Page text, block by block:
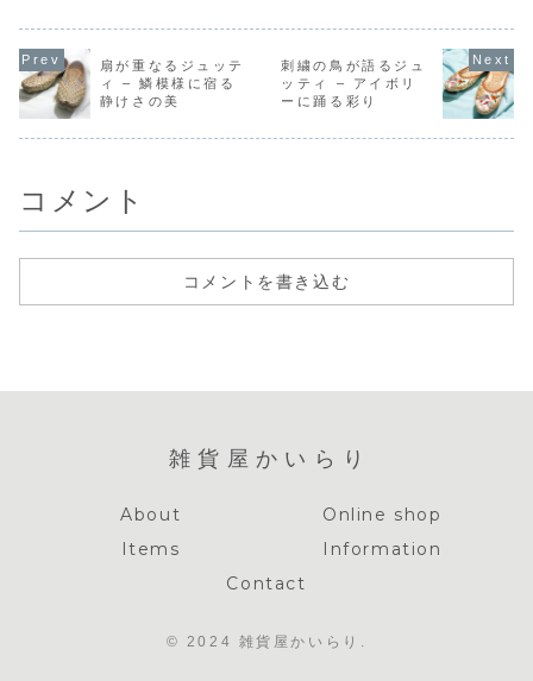
バー。その一枚一
枚が繊細に立ち上
がり、朝のやさし
い光を指先でそっ
と掴んでいるかの
る、静かな華やか
さ。艶のあるオー
バルビーズを白黒
的な刺繍が繰り返
される──まるで記
憶の断片を記した
バスに、金
取られた色
りの花々が
る一足。鮮
ピンク、オ
扇が重なるジュッテ
ィ – 鱗模様に宿る
静けさの美
刺繍の鳥が語るジュ
ッティ – アイボリ
ーに踊る彩り
コメント
コメントを書き込む
雑貨屋かいらり
About
Online shop
Items
Information
Contact
© 2024 雑貨屋かいらり.